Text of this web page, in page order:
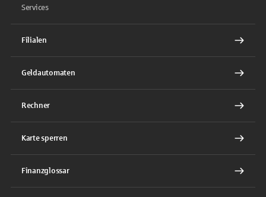
Services
Filialen
Geldautomaten
Rechner
Karte sperren
Finanzglossar